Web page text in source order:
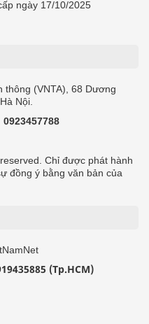
ngày 17/10/2025
thông (VNTA), 68 Dương
Nội.
0923457788
Chỉ được phát hành
đồng ý bằng văn bản của
(Tp.HCM)